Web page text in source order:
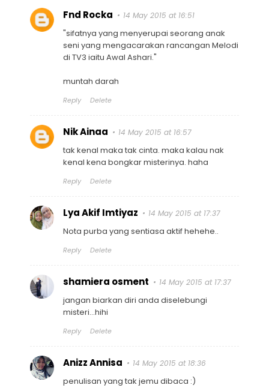
Fnd Rocka 14 May 2015 at 16:51
"sifatnya yang menyerupai seorang anak
seni yang mengacarakan rancangan Melodi
di TV3 iaitu Awal Ashari."
muntah darah
Reply Delete
Nik Ainaa 14 May 2015 at 16:57
tak kenal maka tak cinta. maka kalau nak
kenal kena bongkar misterinya. haha
Reply Delete
Lya Akif Imtiyaz 14 May 2015 at 17:37
Nota purba yang sentiasa aktif hehehe..
Reply Delete
shamiera osment 14 May 2015 at 17:37
jangan biarkan diri anda diselebungi
misteri...hihi
Reply Delete
Anizz Annisa 14 May 2015 at 18:36
penulisan yang tak jemu dibaca :)